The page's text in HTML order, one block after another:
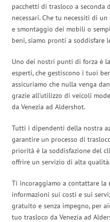
pacchetti di trasloco a seconda
necessari. Che tu necessiti di
e smontaggio dei mobili o
beni, siamo pronti a soddisfare
Uno dei nostri punti di forza è
esperti, che gestiscono i tuoi
assicuriamo che nulla venga
grazie all’utilizzo di veicoli
da Venezia ad Aldershot.
Tutti i dipendenti della nostra
garantire un processo di
priorità è la soddisfazione del
offrire un servizio di alta qualità.
Ti incoraggiamo a contattare
informazioni sui costi e sui
gratuito e senza impegno, per
tuo trasloco da Venezia ad